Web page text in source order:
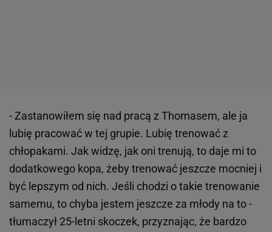
- Zastanowiłem się nad pracą z Thomasem, ale ja
lubię pracować w tej grupie. Lubię trenować z
chłopakami. Jak widzę, jak oni trenują, to daje mi to
dodatkowego kopa, żeby trenować jeszcze mocniej i
być lepszym od nich. Jeśli chodzi o takie trenowanie
samemu, to chyba jestem jeszcze za młody na to -
tłumaczył 25-letni skoczek, przyznając, że bardzo